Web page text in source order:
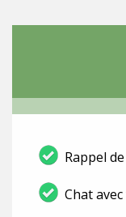
Rappel
Chat